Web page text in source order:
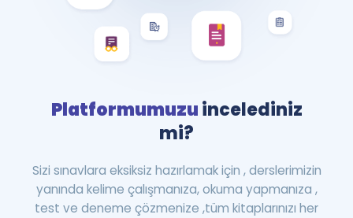
Platformumuzuincelediniz
mi?
Sizi sınavlara eksiksiz hazırlamak için , derslerimizin
yanında kelime çalışmanıza, okuma yapmanıza ,
test ve deneme çözmenize ,tüm kitaplarınızı her